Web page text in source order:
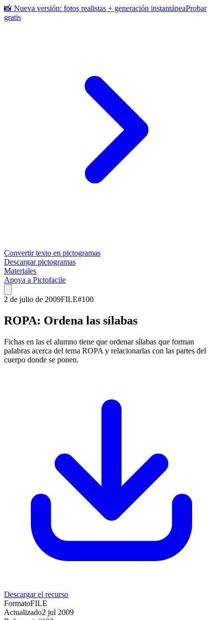
📸 Nueva versión: fotos realistas + generación instantáneaProbar
gratis
Convertir texto en pictogramas
Descargar pictogramas
Materiales
Apoya a Pictofacile
2 de julio de 2009FILE#100
ROPA: Ordena las sílabas
Fichas en las el alumno tiene que ordenar sílabas que forman
palabras acerca del tema ROPA y relacionarlas con las partes del
cuerpo donde se ponen.
Descargar el recurso
FormatoFILE
Actualizado2 jul 2009